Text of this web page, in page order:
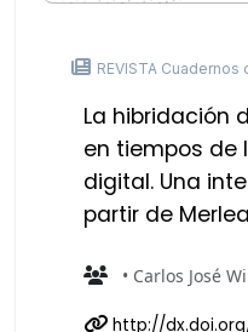
REVISTA
La hibridación
en tiempos de
digital. Una
partir de
• Carlos José
http://